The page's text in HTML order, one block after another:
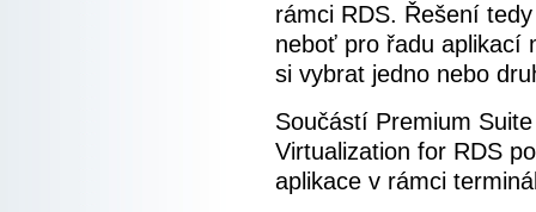
rámci RDS. Řešení
neboť pro řadu aplikací
si vybrat jedno nebo
Součástí Premium
Virtualization for RDS
aplikace v rámci